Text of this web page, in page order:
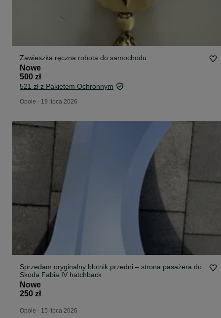
Zawieszka ręczna robota do samochodu
Nowe
500 zł
521 zł z Pakietem Ochronnym
Opole - 19 lipca 2026
Sprzedam oryginalny błotnik przedni – strona pasażera do
Skoda Fabia IV hatchback
Nowe
250 zł
Opole - 15 lipca 2026